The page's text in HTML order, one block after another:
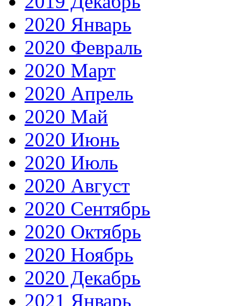
2020 Январь
2020 Февраль
2020 Март
2020 Апрель
2020 Май
2020 Июнь
2020 Июль
2020 Август
2020 Сентябрь
2020 Октябрь
2020 Ноябрь
2020 Декабрь
2021 Январь